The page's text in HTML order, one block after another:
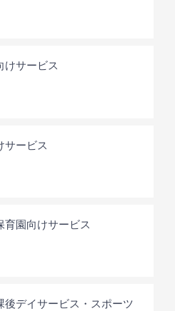
けサービス
サービス
育園向けサービス
後デイサービス・スポーツ